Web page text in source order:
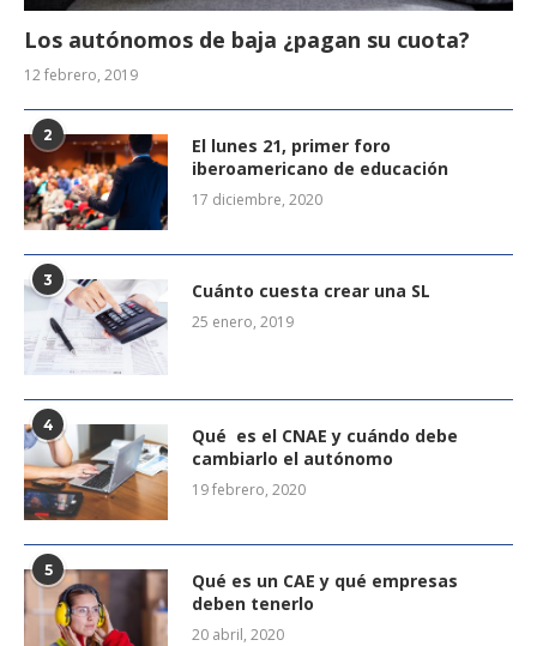
Los autónomos de baja ¿pagan su cuota?
12 febrero, 2019
2
El lunes 21, primer foro
iberoamericano de educación
17 diciembre, 2020
3 Cuánto cuesta crear una SL
25 enero, 2019
4
Qué es el CNAE y cuándo debe
cambiarlo el autónomo
19 febrero, 2020
5
Qué es un CAE y qué empresas
deben tenerlo
20 abril, 2020